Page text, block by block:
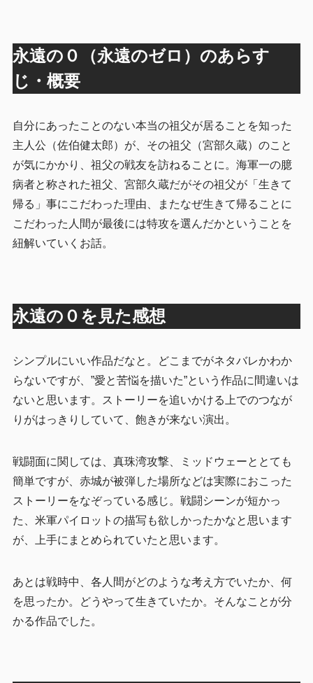
永遠の０（永遠のゼロ）のあらす
じ・概要
自分にあったことのない本当の祖父が居ることを知った
主人公（佐伯健太郎）が、その祖父（宮部久蔵）のこと
が気にかかり、祖父の戦友を訪ねることに。海軍一の臆
病者と称された祖父、宮部久蔵だがその祖父が「生きて
帰る」事にこだわった理由、またなぜ生きて帰ることに
こだわった人間が最後には特攻を選んだかということを
紐解いていくお話。
永遠の０を見た感想
シンプルにいい作品だなと。どこまでがネタバレかわか
らないですが、”愛と苦悩を描いた”という作品に間違いは
ないと思います。ストーリーを追いかける上でのつなが
りがはっきりしていて、飽きが来ない演出。
戦闘面に関しては、真珠湾攻撃、ミッドウェーととても
簡単ですが、赤城が被弾した場所などは実際におこった
ストーリーをなぞっている感じ。戦闘シーンが短かっ
た、米軍パイロットの描写も欲しかったかなと思います
が、上手にまとめられていたと思います。
あとは戦時中、各人間がどのような考え方でいたか、何
を思ったか。どうやって生きていたか。そんなことが分
かる作品でした。